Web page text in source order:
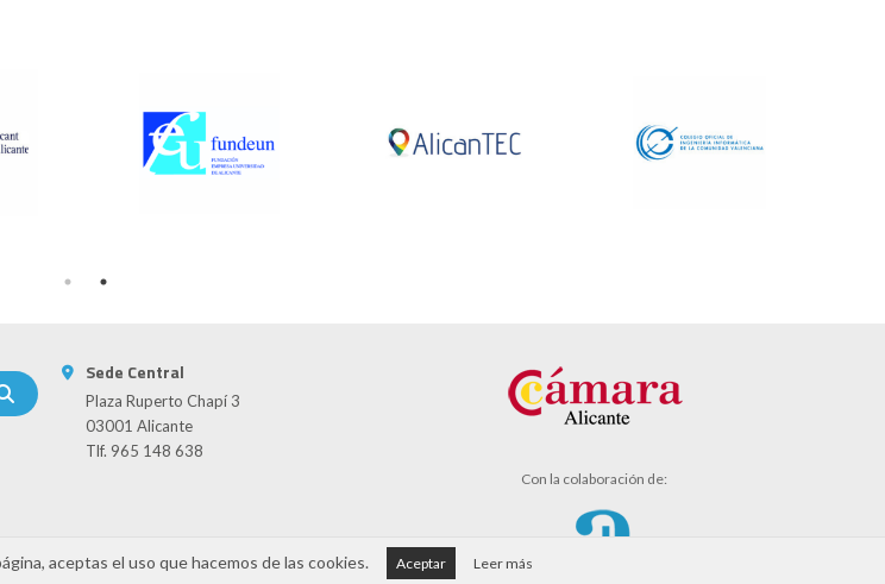
Sede Central
Plaza Ruperto Chapí 3
03001 Alicante
Tlf. 965 148 638
Con la colaboración de:
aceptas el uso que hacemos de las cookies. Aceptar Leer más